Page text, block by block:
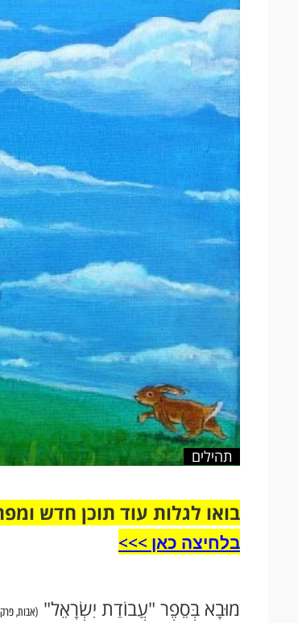
תהילים
בואו לגלות עוד תוכן חדש
בלחיצה כאן >>>​
מוּבָא בְּסֵפֶר "עֲבוֹדַת יִשְׂרָאֵל" (אבות,